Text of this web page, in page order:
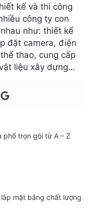
kế và thi công
công ty con
như: thiết kế
đặt camera, điện
thao, cung cấp
liệu xây dựng…
phố trọn gói từ A – Z
mặt bằng chất lượng